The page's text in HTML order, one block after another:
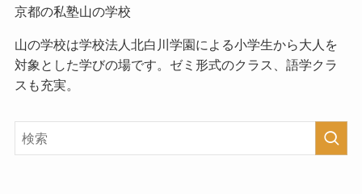
京都の私塾山の学校
山の学校は学校法人北白川学園による小学生から大人を
対象とした学びの場です。ゼミ形式のクラス、語学クラ
スも充実。